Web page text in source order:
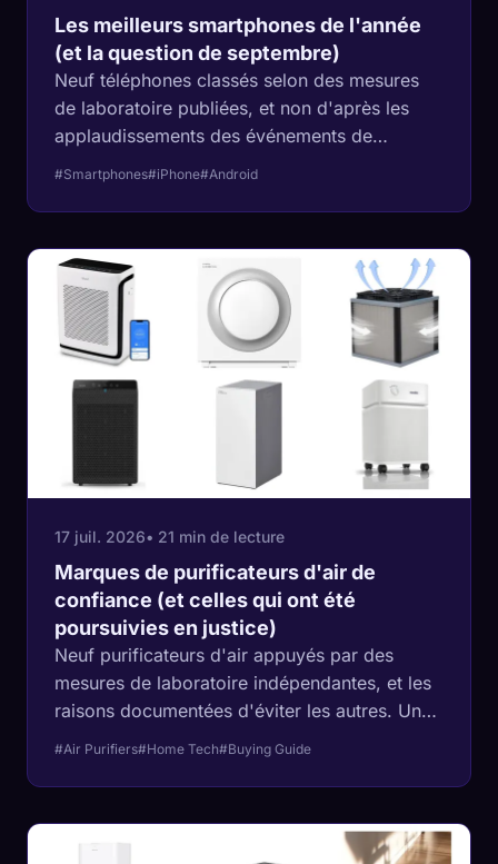
Les meilleurs smartphones de l'année
(et la question de septembre)
Neuf téléphones classés selon des mesures
de laboratoire publiées, et non d'après les
applaudissements des événements de
vient de quitter le marché américain, et la
décision d'achat la plus intelligente de 2026
pourrait être d'ignorer complètement le mois
de septembre.
#Smartphones#iPhone#Android
17 juil. 2026• 21 min de lecture
Marques de purificateurs d'air de
confiance (et celles qui ont été
poursuivies en justice)
Neuf purificateurs d'air appuyés par des
mesures de laboratoire indépendantes, et les
raisons documentées d'éviter les autres. Une
Temu, une autre a versé un règlement de 2,7
millions de dollars pour des allégations de
purification mensongères, et le meilleur
#Air Purifiers#Home Tech#Buying Guide